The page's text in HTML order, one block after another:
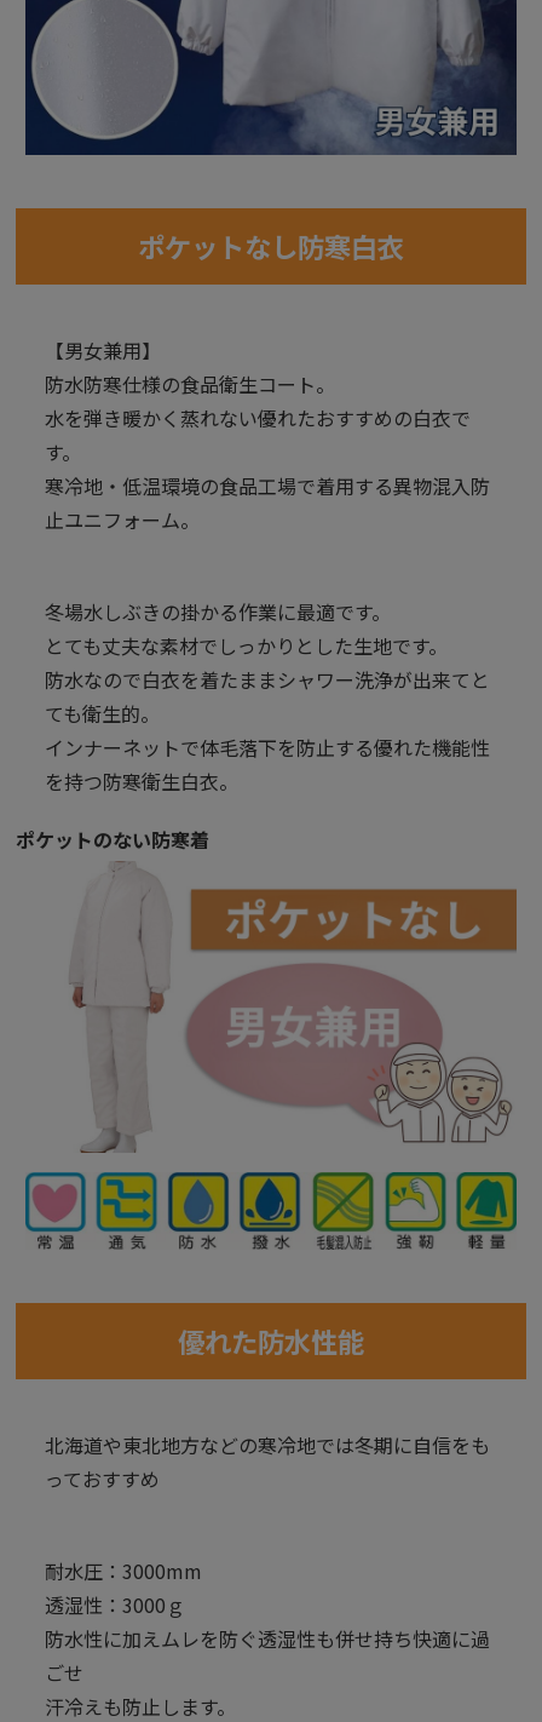
ポケットなし防寒白衣
【男女兼用】
防水防寒仕様の食品衛生コート。
水を弾き暖かく蒸れない優れたおすすめの白衣で
す。
寒冷地・低温環境の食品工場で着用する異物混入防
止ユニフォーム。
冬場水しぶきの掛かる作業に最適です。
とても丈夫な素材でしっかりとした生地です。
防水なので白衣を着たままシャワー洗浄が出来てと
ても衛生的。
インナーネットで体毛落下を防止する優れた機能性
を持つ防寒衛生白衣。
ポケットのない防寒着
優れた防水性能
北海道や東北地方などの寒冷地では冬期に自信をも
っておすすめ
耐水圧：3000mm
透湿性：3000ｇ
防水性に加えムレを防ぐ透湿性も併せ持ち快適に過
ごせ
汗冷えも防止します。